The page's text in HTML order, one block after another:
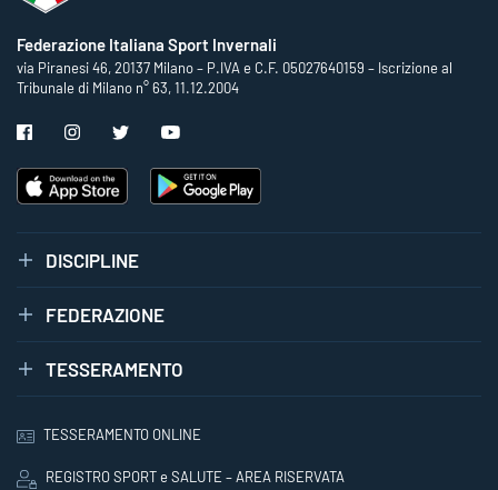
Federazione Italiana Sport Invernali
via Piranesi 46, 20137 Milano – P.IVA e C.F. 05027640159 – Iscrizione al
Tribunale di Milano n° 63, 11.12.2004
DISCIPLINE
FEDERAZIONE
TESSERAMENTO
TESSERAMENTO ONLINE
REGISTRO SPORT e SALUTE – AREA RISERVATA